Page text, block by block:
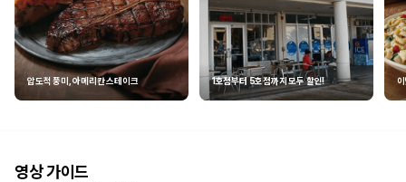
압도적 풍미, 아메리칸 스테이크 1호점부터 5호점까지 모두 할인!
영상 가이드